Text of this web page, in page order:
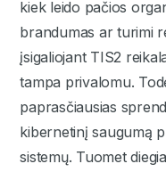
kiek leido pačios
brandumas ar turimi
įsigaliojant TIS2
tampa privalomu.
paprasčiausias
kibernetinį saugumą
sistemų. Tuomet